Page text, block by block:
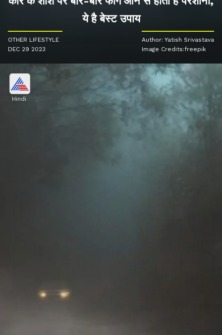
ये है बेस्ट उपाय
OTHER LIFESTYLE
DEC 29 2023
Author: Yatish Srivastava
Image Credits:freepik
Hindi